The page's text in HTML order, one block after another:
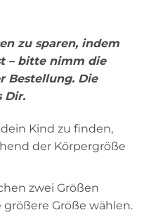
zu sparen, indem
– bitte nimm die
Bestellung. Die
Dir.
Kind zu finden,
der Körpergröße
zwei Größen
Größe wählen.